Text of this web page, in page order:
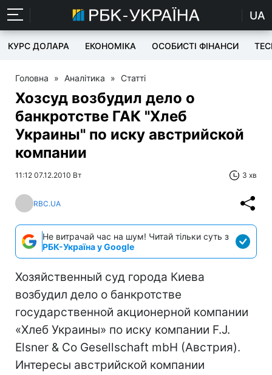
UA
КУРС ДОЛАРА ЕКОНОМІКА ОСОБИСТІ ФІНАНСИ
Головна » Аналітика » Статті
Хозсуд возбудил дело о
банкротстве ГАК "Хлеб
Украины" по иску австрийской
компании
11:12 07.12.2010 Вт 3 хв
RBC.UA
Не витрачай час на шум! Читай тільки суть з
РБК-Україна у Google
Хозяйственный суд города Киева
возбудил дело о банкротстве
государственной акционерной компании
«Хлеб Украины» по иску компании F.J.
Elsner & Co Gesellschaft mbH (Австрия).
Интересы австрийской компании